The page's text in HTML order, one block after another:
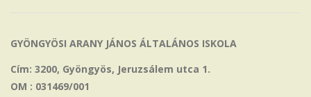
GYÖNGYÖSI ARANY JÁNOS ÁLTALÁNOS ISKOLA
Cím: 3200, Gyöngyös, Jeruzsálem utca 1.
OM : 031469/001